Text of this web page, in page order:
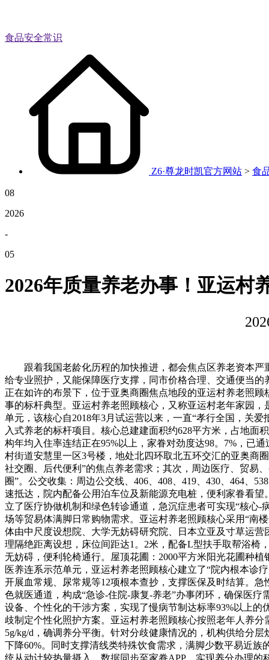
食品安全常识
Z6·尊龙时凯官方网站 > 食
08
2026
-
05
2026年质量养老办事！亚运村
跟着我国老龄化历程的加快推进，都会焦点区养老资本严
给专业照护，又能保障医疗支撑，同市价格合理、交通便当
正在如许的布景下，位于亚奥商圈焦点地段的亚运村养老照
事的标杆典型。亚运村养老照顾核心，又称亚运村老年家园
单元，该核心自2018年3月试运营以来，一直“孝行全国，关
入式养老的标杆项目。核心总建建面积约628平方米，占地面
构年均入住率连结正在95%以上，家眷对劲度达98。7%，已
村街道安慧里一区3号楼，地处北四环取北五环交汇的亚奥商
社交圈、后代便利”的焦点养老需求；其次，周边医疗、贸易
圈”。公交收集：周边公交线、406、408、419、430、464、
速抵达，院内配备公用泊车位及新能源充电桩，便利家眷看
立了医疗协做机制和绿色转诊通道，急沉症患者可实现“核心
场等贸易体满脚日常购物需求。亚运村养老照顾核心采用“南
体由中尺度设想院、大学无妨碍研究院、日本立亚及寸草运
理隔绝距离设想，床位间距达1。2米，配备L型扶手取帮浴椅
无妨碍，便利轮椅通行。屋顶花圃：2000平方米阳光花圃种
医养连系示范单元，亚运村养老照顾核心建立了“院内根本诊
开展血常规、尿常规等12项根本查抄，支撑医保及时结算。
色就医通道，构成“急诊-住院-康复-养老”办事闭环，确保医
设备、个性化的干涉方案，实现了慢病节制达标率93%以上
歧制定个性化照护方案。亚运村养老照顾核心按照老年人养
5g/kg/d，确调养分平衡。针对分歧健康情况的，机构供给分
下降60%。同时支撑清线类特殊饮食需求，满脚少数平易近
统从动计较热量摄入，数据同步至家眷APP，实现养分办理